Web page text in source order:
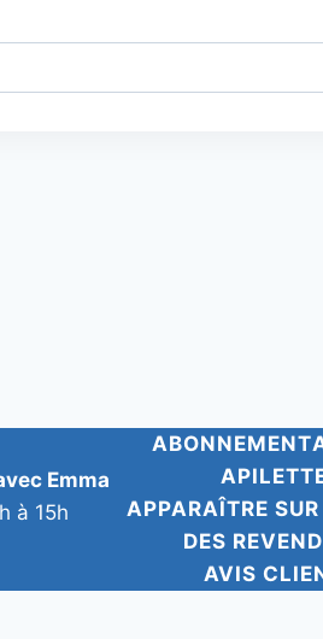
Emma
à 15h
ABONNEMENT
APPARAÎTRE
DES
AVIS